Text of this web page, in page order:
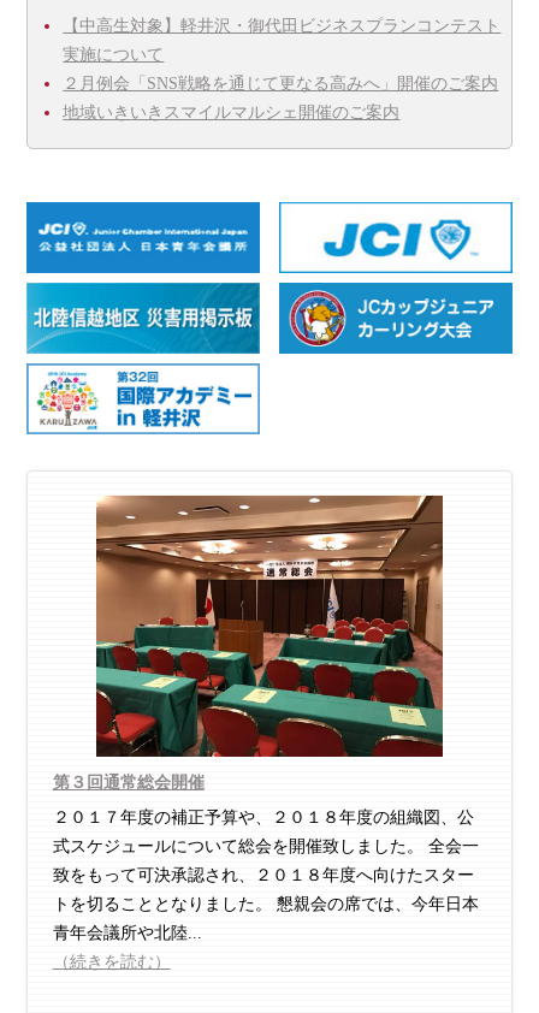
第３回通常総会開催
２０１７年度の補正予算や、２０１８年度の組織図、公
式スケジュールについて総会を開催致しました。 全会一
致をもって可決承認され、２０１８年度へ向けたスター
トを切ることとなりました。 懇親会の席では、今年日本
青年会議所や北陸...
（続きを読む）
【中高生対象】軽井沢・御代田ビジネスプランコンテスト
実施について
２月例会「SNS戦略を通じて更なる高みへ」開催のご案内
地域いきいきスマイルマルシェ開催のご案内